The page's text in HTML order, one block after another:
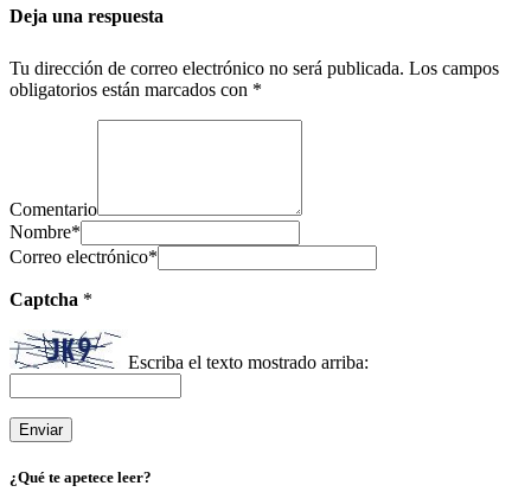
Deja una respuesta
Tu dirección de correo electrónico no será publicada. Los campos
obligatorios están marcados con *
Comentario
Nombre*
Correo electrónico*
Captcha *
Escriba el texto mostrado arriba:
¿Qué te apetece leer?